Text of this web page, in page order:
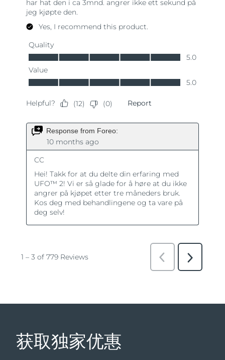
获取独家优惠